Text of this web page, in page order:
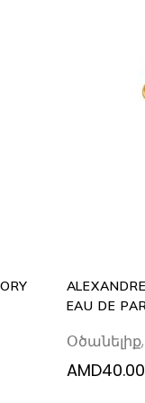
EAU DE
Օծանելիք,
AMD